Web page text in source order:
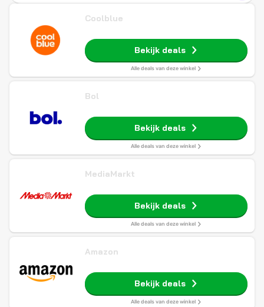
Coolblue
Bekijk deals
Alle deals van deze winkel
Bol
Bekijk deals
Alle deals van deze winkel
MediaMarkt
Bekijk deals
Alle deals van deze winkel
Amazon
Bekijk deals
Alle deals van deze winkel